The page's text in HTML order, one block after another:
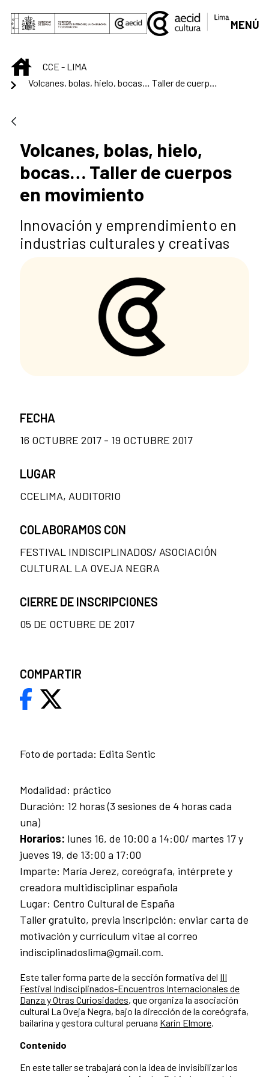
Saltar al contenido principal
MENÚ
INICIOCCE - LIMA
Volcanes, bolas, hielo, bocas… Taller de cuerpos en movimiento
Volcanes, bolas, hielo,
bocas… Taller de cuerpos
en movimiento
Innovación y emprendimiento en
industrias culturales y creativas
Foto de portada: Edita Sentic
Modalidad: práctico
Duración: 12 horas (3 sesiones de 4 horas cada
una)
Horarios: lunes 16, de 10:00 a 14:00/ martes 17 y
jueves 19, de 13:00 a 17:00
Imparte: María Jerez, coreógrafa, intérprete y
creadora multidisciplinar española
Lugar: Centro Cultural de España
Taller gratuito, previa inscripción: enviar carta de
motivación y currículum vitae al correo
indisciplinadoslima@gmail.com.
Este taller forma parte de la sección formativa del III
Festival Indisciplinados-Encuentros Internacionales de
Danza y Otras Curiosidades, que organiza la asociación
cultural La Oveja Negra, bajo la dirección de la coreógrafa,
bailarina y gestora cultural peruana Karin Elmore.
Contenido
En este taller se trabajará con la idea de invisibilizar los
FECHA
16 OCTUBRE 2017 - 19 OCTUBRE 2017
LUGAR
CCELIMA, AUDITORIO
COLABORAMOS CON
FESTIVAL INDISCIPLINADOS/ ASOCIACIÓN
CULTURAL LA OVEJA NEGRA
CIERRE DE INSCRIPCIONES
05 DE OCTUBRE DE 2017
COMPARTIR